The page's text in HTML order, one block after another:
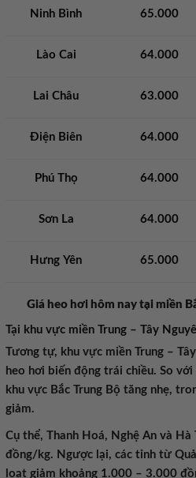
Ninh Bình 65.000
Lào Cai 64.000
Lai Châu 63.000
Điện Biên 64.000
Phú Thọ 64.000
Sơn La 64.000
Hưng Yên 65.000
Giá heo hơi hôm nay tại miền
Tại khu vực miền Trung – Tây
Tương tự, khu vực miền Trung –
heo hơi biến động trái chiều. So
khu vực Bắc Trung Bộ tăng nhẹ,
giảm.
Cụ thể, Thanh Hoá, Nghệ An và
đồng/kg. Ngược lại, các tỉnh từ
loạt giảm khoảng 1.000 – 3.000